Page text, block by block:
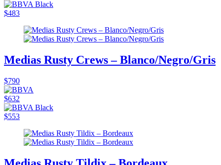
$483
Medias Rusty Crews – Blanco/Negro/Gris
$790
$632
$553